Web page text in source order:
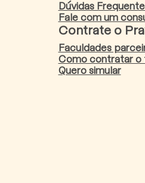
Dúvidas
Fale com um
Contrate o
Faculdades
Como contratar o
Quero simular